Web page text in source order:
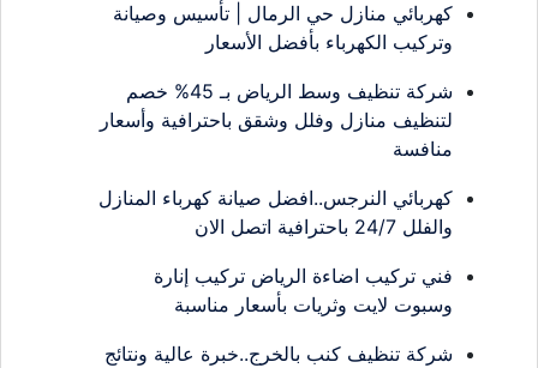
كهربائي منازل حي الرمال | تأسيس وصيانة
وتركيب الكهرباء بأفضل الأسعار
شركة تنظيف وسط الرياض بـ 45% خصم
لتنظيف منازل وفلل وشقق باحترافية وأسعار
منافسة
كهربائي النرجس..افضل صيانة كهرباء المنازل
والفلل 24/7 باحترافية اتصل الان
فني تركيب اضاءة الرياض تركيب إنارة
وسبوت لايت وثريات بأسعار مناسبة
شركة تنظيف كنب بالخرج..خبرة عالية ونتائج